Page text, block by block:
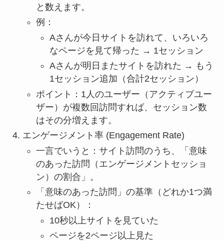
と数えます。
例：
Aさんが今日サイトを訪れて、いろいろ
なページを見て帰った → 1セッション
Aさんが明日またサイトを訪れた → もう
1セッション追加（合計2セッション）
ポイント：1人のユーザー（アクティブユー
ザー）が複数回訪問すれば、セッション数
はその分増えます。
エンゲージメント率 (Engagement Rate)
一言でいうと：サイト訪問のうち、「意味
のあった訪問（エンゲージメントセッショ
ン）の割合」。
「意味のあった訪問」の基準（どれか1つ満
たせばOK）：
10秒以上サイトを見ていた
ページを2ページ以上見た